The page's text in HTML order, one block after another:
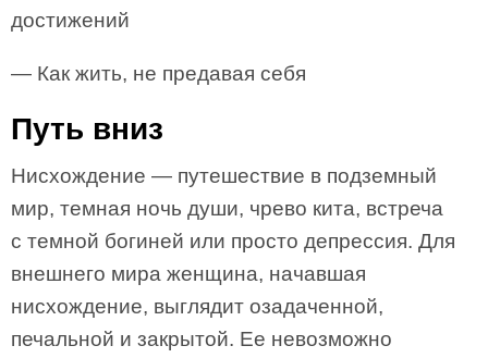
достижений
— Как жить, не предавая себя
Путь вниз
Нисхождение — путешествие в подземный
мир, темная ночь души, чрево кита, встреча
с темной богиней или просто депрессия. Для
внешнего мира женщина, начавшая
нисхождение, выглядит озадаченной,
печальной и закрытой. Ее невозможно